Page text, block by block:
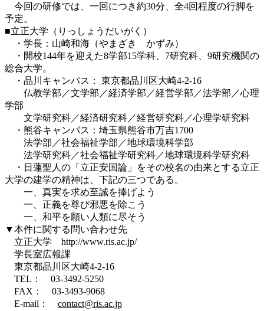
今回の研修では、一回につき約30分、全4回程度の行脚を
予定。
■立正大学（りっしょうだいがく）
・学長：山崎和海（やまざき かずみ）
・開校144年を迎えた8学部15学科、7研究科、9研究機関の
総合大学。
・品川キャンパス： 東京都品川区大崎4-2-16
仏教学部／文学部／経済学部／経営学部／法学部／心理
学部
文学研究科／経済研究科／経営研究科／心理学研究科
・熊谷キャンパス：埼玉県熊谷市万吉1700
法学部／社会福祉学部／地球環境科学部
法学研究科／社会福祉学研究科／地球環境科学研究科
・日蓮聖人の「立正安国論」をその校名の由来とする立正
大学の建学の精神は、下記の三つである。
一、真実を求め至誠を捧げよう
一、正義を尊び邪悪を除こう
一、和平を願い人類に尽そう
▼本件に関する問い合わせ先
立正大学 http://www.ris.ac.jp/
学長室広報課
東京都品川区大崎4-2-16
TEL： 03-3492-5250
FAX： 03-3493-9068
E-mail： contact@ris.ac.jp